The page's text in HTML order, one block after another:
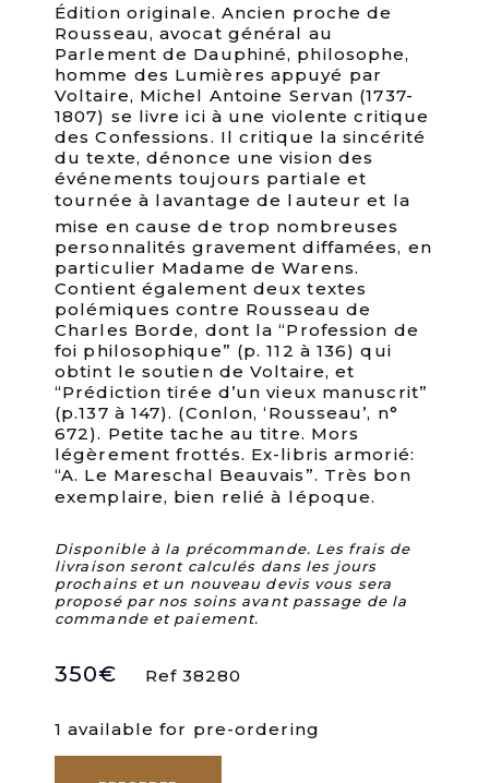
Édition originale. Ancien proche de
Rousseau, avocat général au
Parlement de Dauphiné, philosophe,
homme des Lumières appuyé par
Voltaire, Michel Antoine Servan (1737-
1807) se livre ici à une violente critique
des Confessions. Il critique la sincérité
du texte, dénonce une vision des
événements toujours partiale et
tournée à lavantage de lauteur et la
mise en cause de trop nombreuses
personnalités gravement diffamées, en
particulier Madame de Warens.
Contient également deux textes
polémiques contre Rousseau de
Charles Borde, dont la “Profession de
foi philosophique” (p. 112 à 136) qui
obtint le soutien de Voltaire, et
“Prédiction tirée d’un vieux manuscrit”
(p.137 à 147). (Conlon, ‘Rousseau’, n°
672). Petite tache au titre. Mors
légèrement frottés. Ex-libris armorié:
“A. Le Mareschal Beauvais”. Très bon
exemplaire, bien relié à lépoque.
Disponible à la précommande. Les frais de
livraison seront calculés dans les jours
prochains et un nouveau devis vous sera
proposé par nos soins avant passage de la
commande et paiement.
350€ Ref 38280
1 available for pre-ordering